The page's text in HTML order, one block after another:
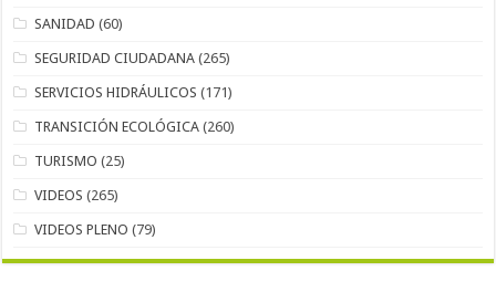
SANIDAD (60)
SEGURIDAD CIUDADANA (265)
SERVICIOS HIDRÁULICOS (171)
TRANSICIÓN ECOLÓGICA (260)
TURISMO (25)
VIDEOS (265)
VIDEOS PLENO (79)